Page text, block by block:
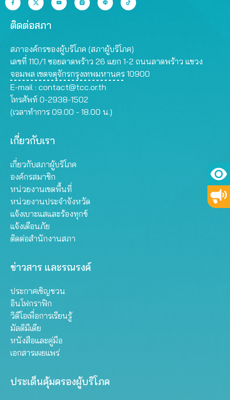
ติดต่อสภา
สภาองค์กรของผู้บริโภค (สภาผู้บริโภค)
เลขที่ 110/1 ซอยลาดพร้าว 26 แยก 1-2 ถนนลาดพร้าว แขวง
จอมพล เขตจตุจักรกรุงเทพมหานคร 10900
E-mail : contact@tcc.or.th
โทรศัพท์ 0-2938-1502
(เวลาทำการ 09.00 - 18.00 น.)
เกี่ยวกับเรา
เกี่ยวกับสภาผู้บริโภค
องค์กรสมาชิก
หน่วยงานเขตพื้นที่
หน่วยงานประจำจังหวัด
แจ้งเบาะแสและร้องทุกข์
แจ้งเตือนภัย
ติดต่อสำนักงานสภา
ข่าวสาร และรณรงค์
ประกาศเชิญชวน
อินโฟกราฟิก
วิดีโอเพื่อการเรียนรู้
มัลติมีเดีย
หนังสือและคู่มือ
เอกสารเผยแพร่
ประเด็นคุ้มครองผู้บริโภค